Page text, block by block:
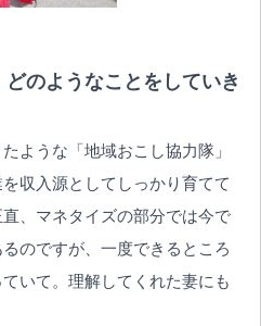
のようなことをしていき
ような「地域おこし協力隊」
収入源としてしっかり育てて
、マネタイズの部分では今で
のですが、一度できるところ
いて。理解してくれた妻にも